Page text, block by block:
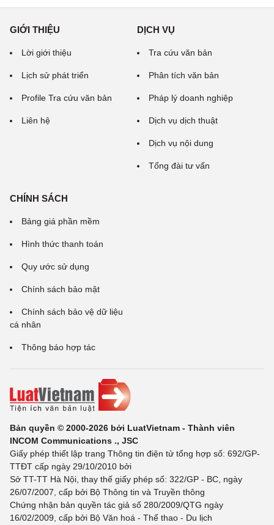
GIỚI THIỆU
Lời giới thiệu
Lịch sử phát triển
Profile Tra cứu văn bản
Liên hệ
DỊCH VỤ
Tra cứu văn bản
Phân tích văn bản
Pháp lý doanh nghiệp
Dịch vụ dịch thuật
Dịch vụ nội dung
Tổng đài tư vấn
CHÍNH SÁCH
Bảng giá phần mềm
Hình thức thanh toán
Quy ước sử dụng
Chính sách bảo mật
Chính sách bảo vệ dữ liệu
cá nhân
Thông báo hợp tác
Bản quyền © 2000-2026 bởi LuatVietnam - Thành viên
INCOM Communications ., JSC
Giấy phép thiết lập trang Thông tin điện tử tổng hợp số: 692/GP-
TTĐT cấp ngày 29/10/2010 bởi
Sở TT-TT Hà Nội, thay thế giấy phép số: 322/GP - BC, ngày
26/07/2007, cấp bởi Bộ Thông tin và Truyền thông
Chứng nhận bản quyền tác giả số 280/2009/QTG ngày
16/02/2009, cấp bởi Bộ Văn hoá - Thể thao - Du lịch